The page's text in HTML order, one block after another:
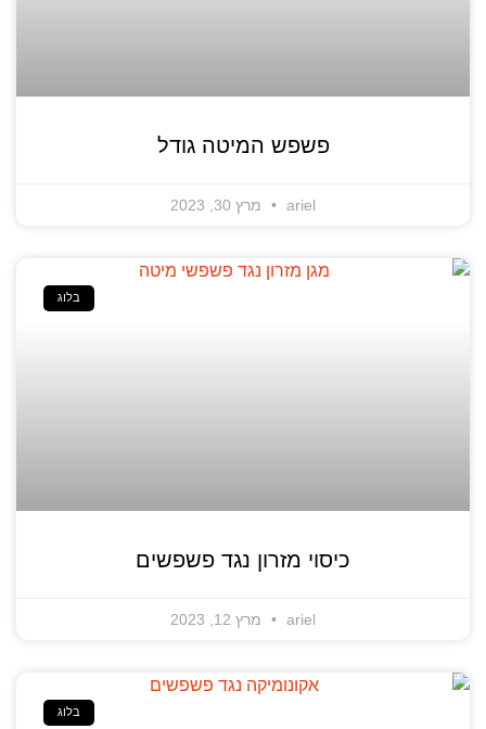
פשפש המיטה גודל
ariel מרץ 30, 2023
בלוג
כיסוי מזרון נגד פשפשים
ariel מרץ 12, 2023
בלוג